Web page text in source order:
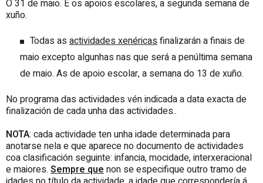
O 31 de maio. E os apoios escolares, a segunda semana de
xuño.
Todas as actividades xenéricasfinalizarán a finais de
maio excepto algunhas nas que será a penúltima semana
de maio. As de apoio escolar, a semana do 13 de xuño.
No programa das actividades vén indicada a data exacta de
finalización de cada unha das actividades..
NOTA: cada actividade ten unha idade determinada para
anotarse nela e que aparece no documento de actividades
coa clasificación seguinte: infancia, mocidade, interxeracional
e maiores. Sempre quenon se especifique outro tramo de